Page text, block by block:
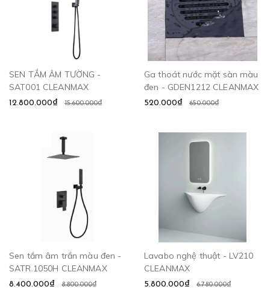
SEN TẮM ÂM TƯỜNG -
SAT001 CLEANMAX
12.800.000₫ 15.600.000₫
Ga thoát nước mặt sàn màu
đen - GDEN1212 CLEANMAX
520.000₫ 650.000₫
Sen tắm âm trần màu đen -
SATR.1050H CLEANMAX
8.400.000₫ 8.800.000₫
Lavabo nghệ thuật - LV210
CLEANMAX
5.800.000₫ 6.780.000₫